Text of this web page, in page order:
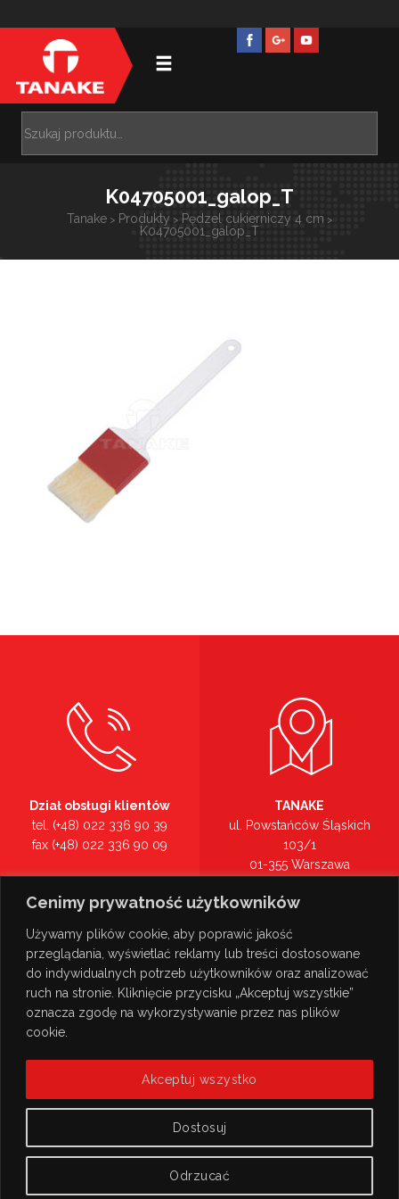
Cenimy prywatność użytkowników
Używamy plików cookie, aby poprawić jakość
przeglądania, wyświetlać reklamy lub treści dostosowane
do indywidualnych potrzeb użytkowników oraz analizować
ruch na stronie. Kliknięcie przycisku „Akceptuj wszystkie”
oznacza zgodę na wykorzystywanie przez nas plików
cookie.
Dostosuj
Odrzucać
Akceptuj wszystko
K04705001_galop_T
Tanake> Produkty > Pędzel cukierniczy 4 cm >
K04705001_galop_T
Dział obsługi klientów
tel. (+48) 022 336 90 39
fax (+48) 022 336 90 09
tel. (+48) 022 336 90 00
TANAKE
ul. Powstańców Śląskich
103/1
01-355 Warszawa
Zobacz na mapie >
© Copyright 2026TANAKE